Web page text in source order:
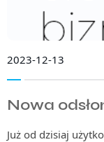
2023-12-13
Nowa
Już od dzisiaj